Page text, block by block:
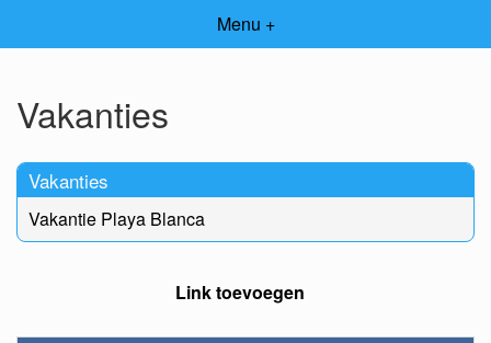
Menu +
Vakanties
Vakanties
Vakantie Playa Blanca
Link toevoegen